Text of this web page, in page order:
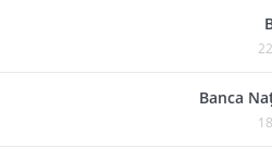
Banca